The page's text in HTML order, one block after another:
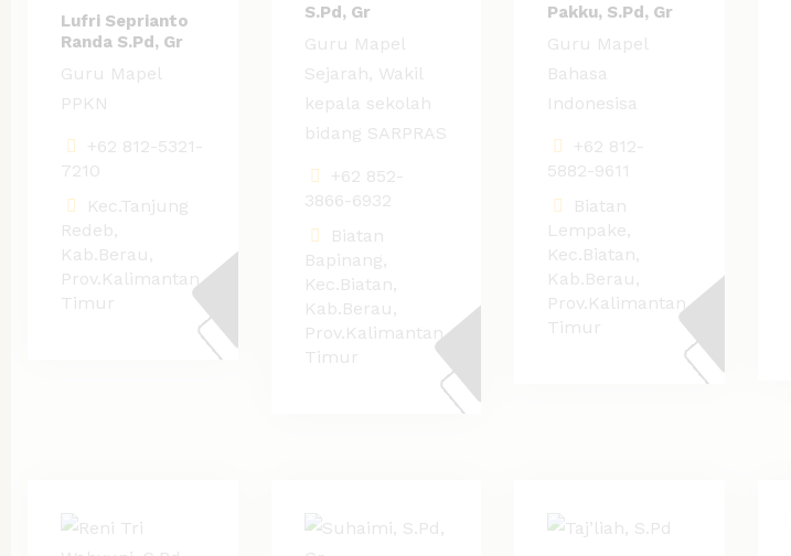
Lufri Seprianto
Randa S.Pd, Gr
Guru Mapel
PPKN
+62 812-5321-
7210
Kec.Tanjung
Redeb,
Kab.Berau,
Prov.Kalimantan
Timur
S.Pd, Gr
Guru Mapel
Sejarah, Wakil
kepala sekolah
bidang SARPRAS
+62 852-
3866-6932
Biatan
Bapinang,
Kec.Biatan,
Kab.Berau,
Prov.Kalimantan
Timur
Pakku, S.Pd, Gr
Guru Mapel
Bahasa
Indonesisa
+62 812-
5882-9611
Biatan
Lempake,
Kec.Biatan,
Kab.Berau,
Prov.Kalimantan
Timur